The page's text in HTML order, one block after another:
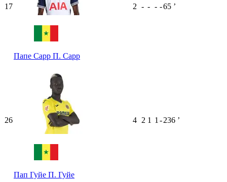
17
Папе Сарр П. Сарр
2 - - - -65 ʼ
26
Пап Гуйе П. Гуйе
4 2 1 1 -236 ʼ